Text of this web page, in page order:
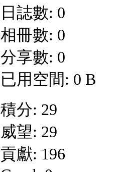
日誌數: 0
相冊數: 0
分享數: 0
已用空間: 0 B
積分: 29
威望: 29
貢獻: 196